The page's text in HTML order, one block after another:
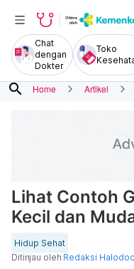
Chat
dengan
Dokter
Toko
search Home Artikel
Lihat Contoh
Kecil dan
Hidup Sehat
Ditinjau oleh Redaksi Halodoc